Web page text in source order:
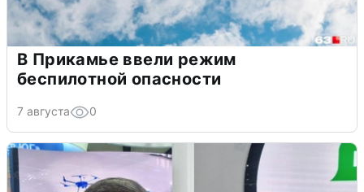
В Прикамье ввели режим
беспилотной опасности
7 августа 0